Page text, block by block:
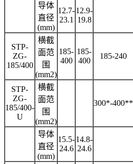
导体
直径
(mm)
12.7-
23.1
12.9-
19.8
STP-
ZG-
185/400
横截
面范
围
(mm2)
185-
400
185-
400
185-240
STP-
ZG-
185/400-
U
横截
面范
围
(mm2)
300*-400**
导体
直径
(mm)
15.5-
24.6
14.8-
24.6